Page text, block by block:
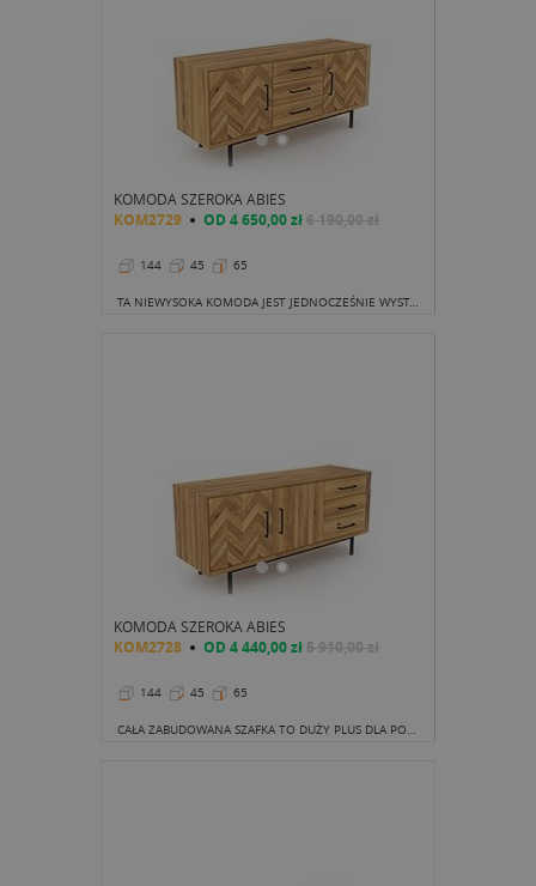
KOMODA SZEROKA ABIES
KOM2729 OD 4 650,00 zł6 190,00 zł
144 45 65
TA NIEWYSOKA KOMODA JEST JEDNOCZEŚNIE WYSTARCZAJĄCO DŁUGA, ABY USTAWIĆ NA NIEJ POTĘŻNY EKRAN.
KOMODA SZEROKA ABIES
KOM2728 OD 4 440,00 zł5 910,00 zł
144 45 65
CAŁA ZABUDOWANA SZAFKA TO DUŻY PLUS DLA PORZĄDKU OPTYCZNEGO. SPORO MIEJSCA DO PRZECHOWYWANIA, WSZYSTKO UKRYTE, MOŻNA SKUPIĆ SIĘ NA DOBRYM FILMIE OGLĄDANYM NA TELEWIZORZE USTAWIONYM NA BLACIE.